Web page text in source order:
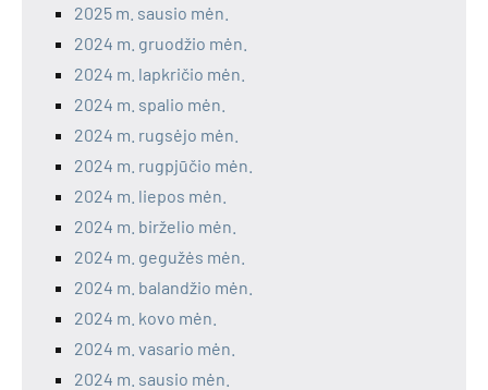
2025 m. sausio mėn.
2024 m. gruodžio mėn.
2024 m. lapkričio mėn.
2024 m. spalio mėn.
2024 m. rugsėjo mėn.
2024 m. rugpjūčio mėn.
2024 m. liepos mėn.
2024 m. birželio mėn.
2024 m. gegužės mėn.
2024 m. balandžio mėn.
2024 m. kovo mėn.
2024 m. vasario mėn.
2024 m. sausio mėn.